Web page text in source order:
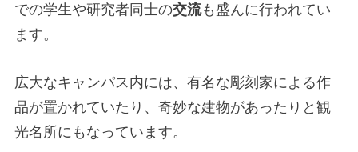
での学生や研究者同士の交流も盛んに行われてい
ます。
広大なキャンパス内には、有名な彫刻家による作
品が置かれていたり、奇妙な建物があったりと観
光名所にもなっています。